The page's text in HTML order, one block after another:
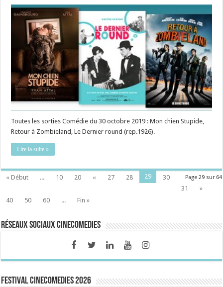
Toutes les sorties Comédie du 30 octobre 2019 : Mon chien Stupide,
Retour à Zombieland, Le Dernier round (rep.1926).
Lire la suite »
Page 29 sur 64
« Début ... 10 20 « 27 28 29
30
31
»
40
50 60 ... Fin »
Réseaux sociaux CineComedies
FESTIVAL CINECOMEDIES 2026